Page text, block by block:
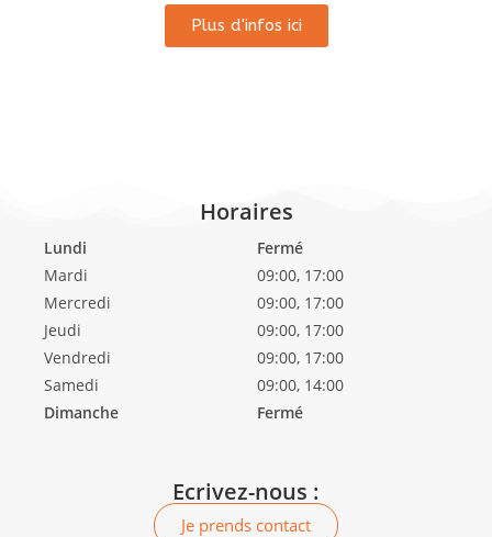
Plus d'infos ici
Horaires
Lundi
Mardi
Mercredi
Jeudi
Vendredi
Samedi
Dimanche
Fermé
09:00, 17:00
09:00, 17:00
09:00, 17:00
09:00, 17:00
09:00, 14:00
Fermé
Ecrivez-nous :
Je prends contact